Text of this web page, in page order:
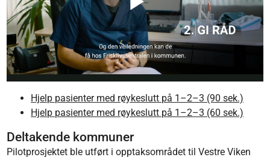
Hjelp pasienter med røykeslutt på 1–2–3 (90 sek.)
Hjelp pasienter med røykeslutt på 1–2–3 (60 sek.)
Deltakende kommuner
Pilotprosjektet ble utført i opptaksområdet til Vestre Viken